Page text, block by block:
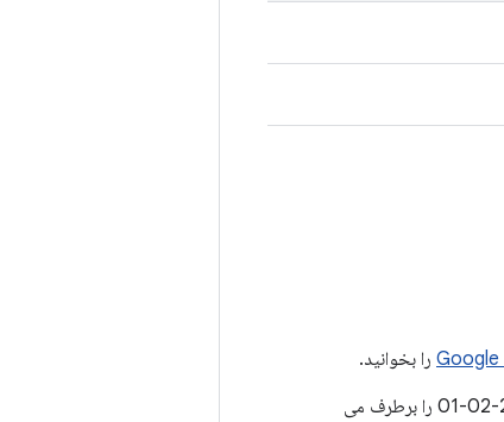
را بخوانید.
سطوح وصله امنیتی 2022-02-01 یا جدیدتر تمام مسائل مرتبط با سطح وصله امنیتی 2022-02-01 را برطرف می